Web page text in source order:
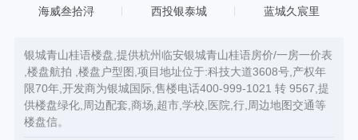
海威叁拾浔 西投银泰城 蓝城久宸里
银城青山桂语楼盘,提供杭州临安银城青山桂语房价/一房一价表
,楼盘航拍 ,楼盘户型图,项目地址位于:科技大道3608号,产权年
限70年,开发商为银城国际,售楼电话400-999-1021 转 9567,提
供楼盘绿化,周边配套,商场,超市,学校,医院,行,周边地图交通等
楼盘信。